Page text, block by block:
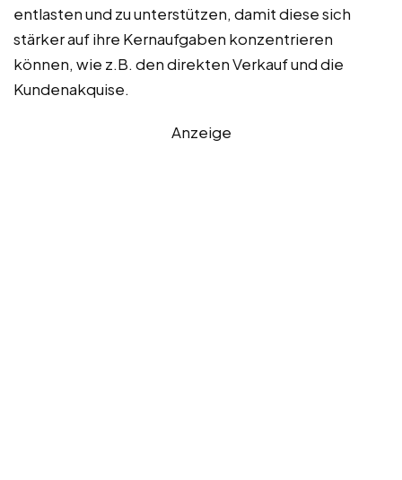
entlasten und zu unterstützen, damit diese sich
stärker auf ihre Kernaufgaben konzentrieren
können, wie z.B. den direkten Verkauf und die
Kundenakquise.
Anzeige